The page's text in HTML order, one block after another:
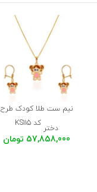
نیم ست طلا کودک طرح
دختر
کد KS115
57,858,000 تومان